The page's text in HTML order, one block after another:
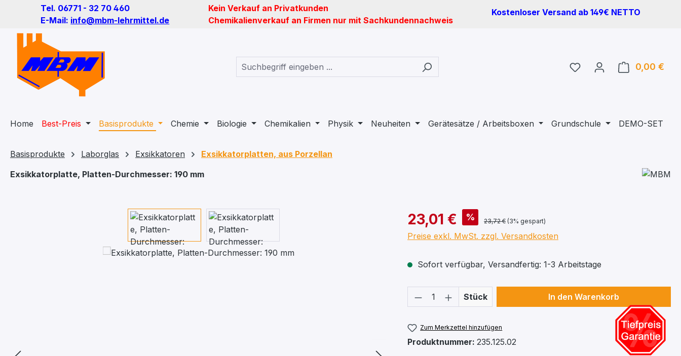
Hauptinhalt springen
Zur Suche springen
Zur Hauptnavigation springen
Tel. 06771 - 32 70 460
E-Mail: info@mbm-lehrmittel.de
Kein Verkauf an Privatkunden
Chemikalienverkauf an Firmen nur mit Sachkundennachweis
Kostenloser Versand ab 149€ NETTO
Du hast 0 Produkte auf
0,00 €
Home Best-Preis Basisprodukte Chemie Biologie Chemikalien Physik Neuheiten Gerätesätze / Arbeitsboxen Grundschule DEMO-SET
Basisprodukte Laborglas Exsikkatoren
Exsikkatorplatten, aus Porzellan
Exsikkatorplatte, Platten-Durchmesser: 190 mm
23,01 € % 23,72 € (3% gespart)
Preise exkl. MwSt. zzgl. Versandkosten
Sofort verfügbar, Versandfertig: 1-3 Arbeitstage
Produkt Anzahl: Gib den gewünschten Wert
Stück In den Warenkorb
Zum Merkzettel hinzufügen
Produktnummer: 235.125.02